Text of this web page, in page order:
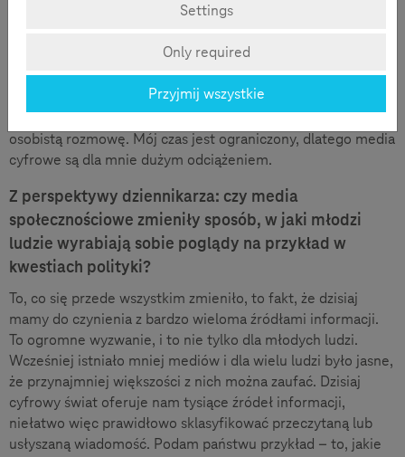
społecznościowych ważna jest jeszcze dla pana
Jest dla mnie niezwykle ważna! Jednocześnie mam jednak
świadomość tego, że nie ze wszystkimi rozmówcami muszę
siedzieć w spokojnym miejscu, żeby przeprowadzić z nimi
osobistą rozmowę. Mój czas jest ograniczony, dlatego media
cyfrowe są dla mnie dużym odciążeniem.
Z perspektywy dziennikarza: czy media
społecznościowe zmieniły sposób, w jaki młodzi
ludzie wyrabiają sobie poglądy na przykład w
kwestiach polityki?
To, co się przede wszystkim zmieniło, to fakt, że dzisiaj
mamy do czynienia z bardzo wieloma źródłami informacji.
To ogromne wyzwanie, i to nie tylko dla młodych ludzi.
Wcześniej istniało mniej mediów i dla wielu ludzi było jasne,
że przynajmniej większości z nich można zaufać. Dzisiaj
cyfrowy świat oferuje nam tysiące źródeł informacji,
niełatwo więc prawidłowo sklasyfikować przeczytaną lub
usłyszaną wiadomość. Podam państwu przykład – to, jakie
Settings
Only required
Przyjmij wszystkie